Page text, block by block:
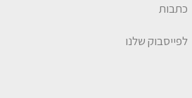
כתבות
לפייסבוק שלנו